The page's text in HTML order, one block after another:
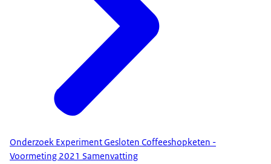
Onderzoek Experiment Gesloten Coffeeshopketen -
Voormeting 2021 Samenvatting